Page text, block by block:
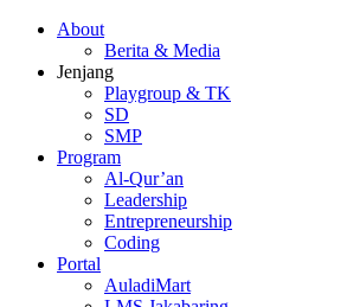
About
Berita & Media
Jenjang
Playgroup & TK
SD
SMP
Program
Al-Qur’an
Leadership
Entrepreneurship
Coding
Portal
AuladiMart